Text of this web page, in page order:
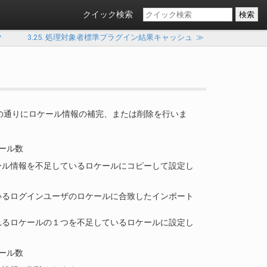
クイック検索
3.25. 処理対象者標準プラグイン結果キャッシュ ≫
りにロケール情報の補完、または削除を行いま
ル数
情報を不足しているロケールにコピーして設定し
ログインユーザのロケールに合致したインポート
ロケールの１つを不足しているロケールに設定し
ル数